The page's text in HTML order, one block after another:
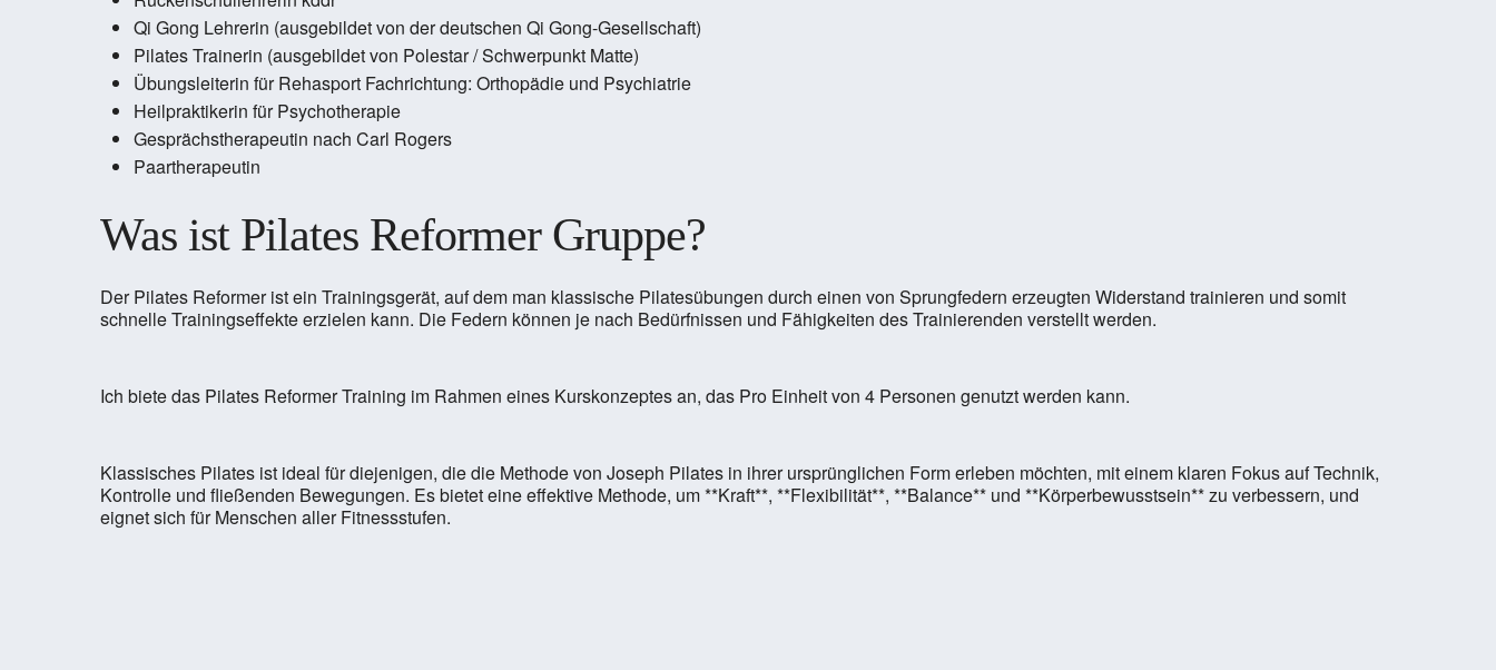
Qi Gong Lehrerin (ausgebildet von der deutschen Qi Gong-Gesellschaft)
Pilates Trainerin (ausgebildet von Polestar / Schwerpunkt Matte)
Übungsleiterin für Rehasport Fachrichtung: Orthopädie und Psychiatrie
Heilpraktikerin für Psychotherapie
Gesprächstherapeutin nach Carl Rogers
Paartherapeutin
Was ist Pilates Reformer Gruppe?
Der Pilates Reformer ist ein Trainingsgerät, auf dem man klassische Pilatesübungen durch einen von Sprungfedern erzeugten Widerstand trainieren und somit
schnelle Trainingseffekte erzielen kann. Die Federn können je nach Bedürfnissen und Fähigkeiten des Trainierenden verstellt werden.
Ich biete das Pilates Reformer Training im Rahmen eines Kurskonzeptes an, das Pro Einheit von 4 Personen genutzt werden kann.
Klassisches Pilates ist ideal für diejenigen, die die Methode von Joseph Pilates in ihrer ursprünglichen Form erleben möchten, mit einem klaren Fokus auf Technik,
Kontrolle und fließenden Bewegungen. Es bietet eine effektive Methode, um **Kraft**, **Flexibilität**, **Balance** und **Körperbewusstsein** zu verbessern, und
eignet sich für Menschen aller Fitnessstufen.